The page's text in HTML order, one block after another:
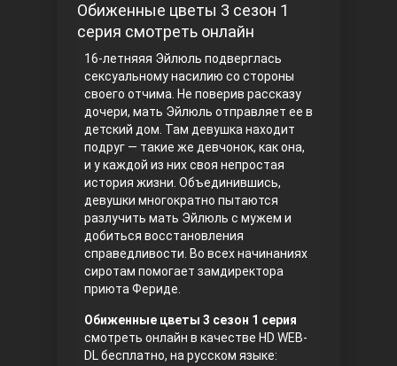
Правосyдие
Любовь напрокат
Обиженные цветы 3 сезон 1
серия смотреть онлайн
16-летняяя Эйлюль подверглась
сексуальному насилию со стороны
своего отчима. Не поверив рассказу
дочери, мать Эйлюль отправляет ее в
детский дом. Там девушка находит
подруг — такие же девчонок, как она,
и у каждой из них своя непростая
история жизни. Объединившись,
девушки многократно пытаются
разлучить мать Эйлюль с мужем и
добиться восстановления
справедливости. Во всех начинаниях
сиротам помогает замдиректора
приюта Фериде.
Обиженные цветы 3 сезон 1 серия
смотреть онлайн в качестве HD WEB-
DL бесплатно, на русском языке: